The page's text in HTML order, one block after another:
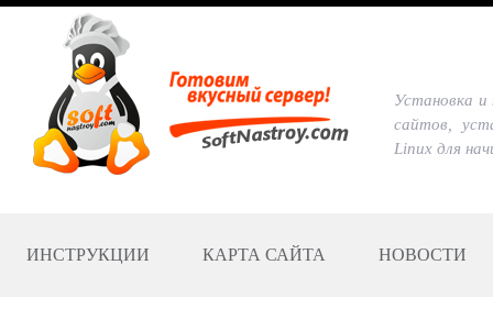
Установка и
сайтов,
Linux для
ИНСТРУКЦИИ КАРТА САЙТА НОВОСТИ